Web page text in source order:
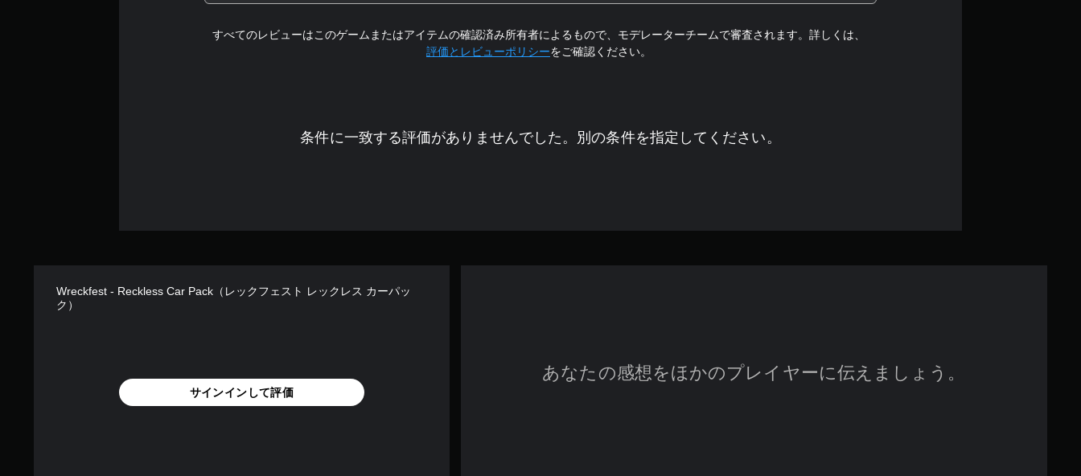
すべてのレビューはこのゲームまたはアイテムの確認済み所有者によるもので、モデレーターチームで審査されます。詳しくは、
評価とレビューポリシーをご確認ください。
条件に一致する評価がありませんでした。別の条件を指定してください。
Wreckfest - Reckless Car Pack（レックフェスト レックレス カーパッ
ク）
サインインして評価
あなたの感想をほかのプレイヤーに伝えましょう。